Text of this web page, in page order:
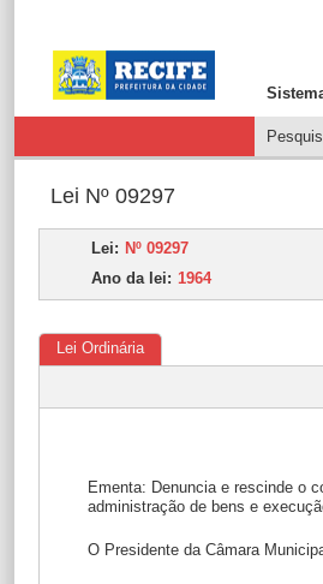
Lei Nº 09297
Lei: Nº 09297
Ano da lei: 1964
Lei Ordinária
Ementa: Denuncia e rescinde o
administração de bens e
O Presidente da Câmara